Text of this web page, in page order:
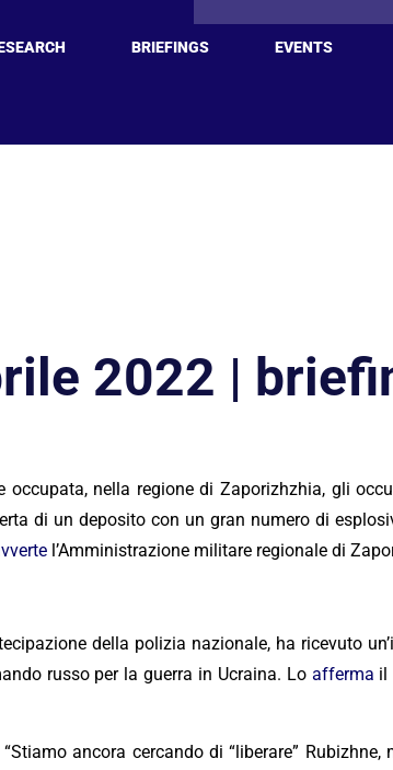
BRIEFINGS EVENTS
2022 |
occupata, nella regione di Zaporizhzhia, gli
di un deposito con un gran numero di
l’Amministrazione militare regionale di
della polizia nazionale, ha ricevuto
russo per la guerra in Ucraina. Lo afferma il
ancora cercando di “liberare”